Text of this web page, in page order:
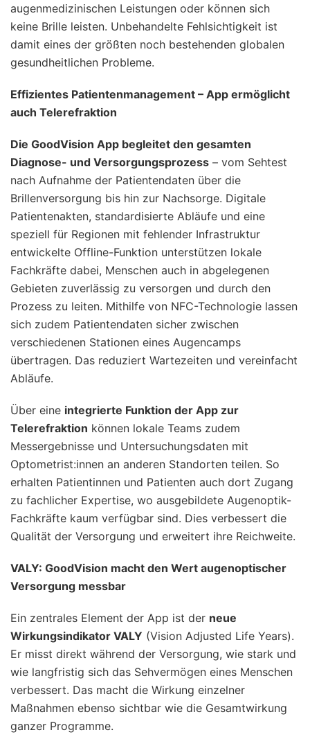
augenmedizinischen Leistungen oder können sich
keine Brille leisten. Unbehandelte Fehlsichtigkeit ist
damit eines der größten noch bestehenden globalen
gesundheitlichen Probleme.
Effizientes Patientenmanagement – App ermöglicht
auch Telerefraktion
Die GoodVision App begleitet den gesamten
Diagnose- und Versorgungsprozess – vom Sehtest
nach Aufnahme der Patientendaten über die
Brillenversorgung bis hin zur Nachsorge. Digitale
Patientenakten, standardisierte Abläufe und eine
speziell für Regionen mit fehlender Infrastruktur
entwickelte Offline-Funktion unterstützen lokale
Fachkräfte dabei, Menschen auch in abgelegenen
Gebieten zuverlässig zu versorgen und durch den
Prozess zu leiten. Mithilfe von NFC-Technologie lassen
sich zudem Patientendaten sicher zwischen
verschiedenen Stationen eines Augencamps
übertragen. Das reduziert Wartezeiten und vereinfacht
Abläufe.
Über eine integrierte Funktion der App zur
Telerefraktion können lokale Teams zudem
Messergebnisse und Untersuchungsdaten mit
Optometrist:innen an anderen Standorten teilen. So
erhalten Patientinnen und Patienten auch dort Zugang
zu fachlicher Expertise, wo ausgebildete Augenoptik-
Fachkräfte kaum verfügbar sind. Dies verbessert die
Qualität der Versorgung und erweitert ihre Reichweite.
VALY: GoodVision macht den Wert augenoptischer
Versorgung messbar
Ein zentrales Element der App ist der neue
Wirkungsindikator VALY (Vision Adjusted Life Years).
Er misst direkt während der Versorgung, wie stark und
wie langfristig sich das Sehvermögen eines Menschen
verbessert. Das macht die Wirkung einzelner
Maßnahmen ebenso sichtbar wie die Gesamtwirkung
ganzer Programme.